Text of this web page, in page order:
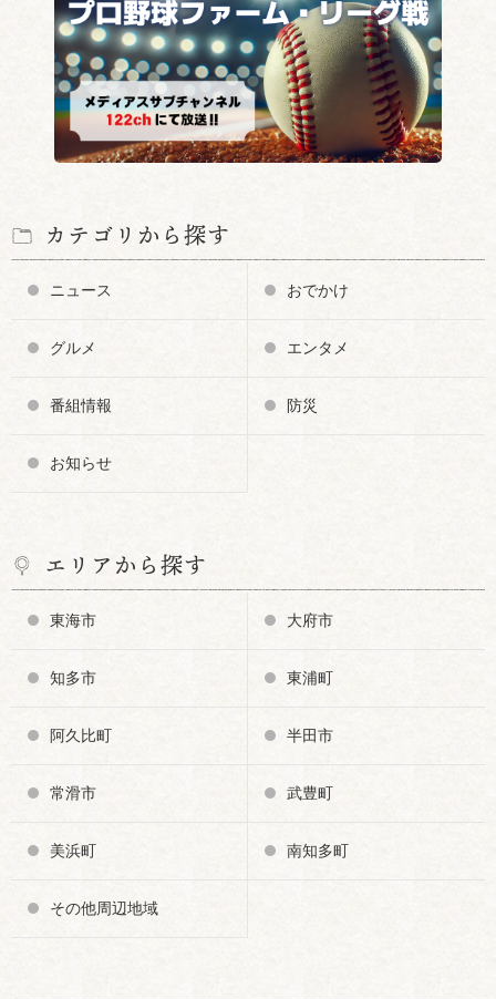
カテゴリから探す
ニュース おでかけ
グルメ エンタメ
番組情報 防災
お知らせ
エリアから探す
東海市 大府市
知多市 東浦町
阿久比町 半田市
常滑市 武豊町
美浜町 南知多町
その他周辺地域